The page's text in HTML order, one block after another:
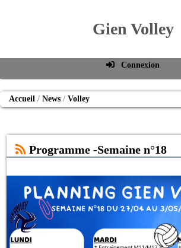
Gien Volley
Connexion
Identifiant de connexion
Connexion
Mot de passe oublié
Accueil News Volley
Programme -Semaine n°18